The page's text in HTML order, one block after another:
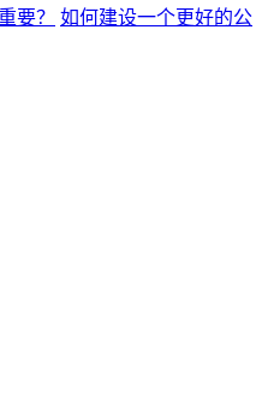
要？
如何建设一个更好的公